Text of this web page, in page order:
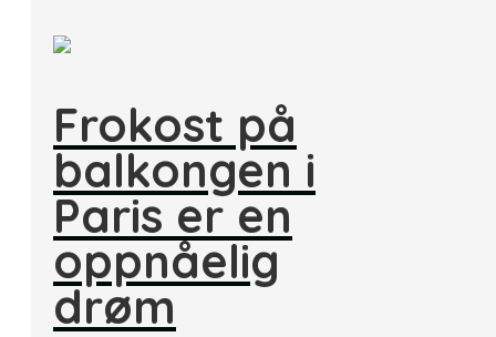
Frokost på
balkongen i
Paris er en
oppnåelig
drøm